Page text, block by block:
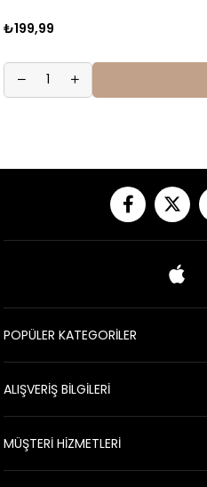
₺199,99
POPÜLER KATEGORİLER
ALIŞVERİŞ BİLGİLERİ
MÜŞTERİ HİZMETLERİ